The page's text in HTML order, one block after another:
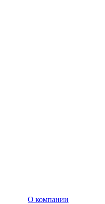
О компании